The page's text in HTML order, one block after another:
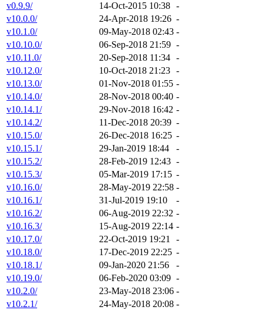
v0.9.9/
14-Oct-2015 10:38 -
v10.0.0/
24-Apr-2018 19:26 -
v10.1.0/
09-May-2018 02:43 -
v10.10.0/
06-Sep-2018 21:59 -
v10.11.0/
20-Sep-2018 11:34 -
v10.12.0/
10-Oct-2018 21:23 -
v10.13.0/
01-Nov-2018 01:55 -
v10.14.0/
28-Nov-2018 00:40 -
v10.14.1/
29-Nov-2018 16:42 -
v10.14.2/
11-Dec-2018 20:39 -
v10.15.0/
26-Dec-2018 16:25 -
v10.15.1/
29-Jan-2019 18:44
-
v10.15.2/
28-Feb-2019 12:43 -
v10.15.3/
05-Mar-2019 17:15 -
v10.16.0/
28-May-2019 22:58 -
v10.16.1/
31-Jul-2019 19:10
-
v10.16.2/
06-Aug-2019 22:32 -
v10.16.3/
15-Aug-2019 22:14 -
v10.17.0/
22-Oct-2019 19:21
-
v10.18.0/
17-Dec-2019 22:25 -
v10.18.1/
09-Jan-2020 21:56
-
v10.19.0/
06-Feb-2020 03:09 -
v10.2.0/
23-May-2018 23:06 -
v10.2.1/
24-May-2018 20:08 -